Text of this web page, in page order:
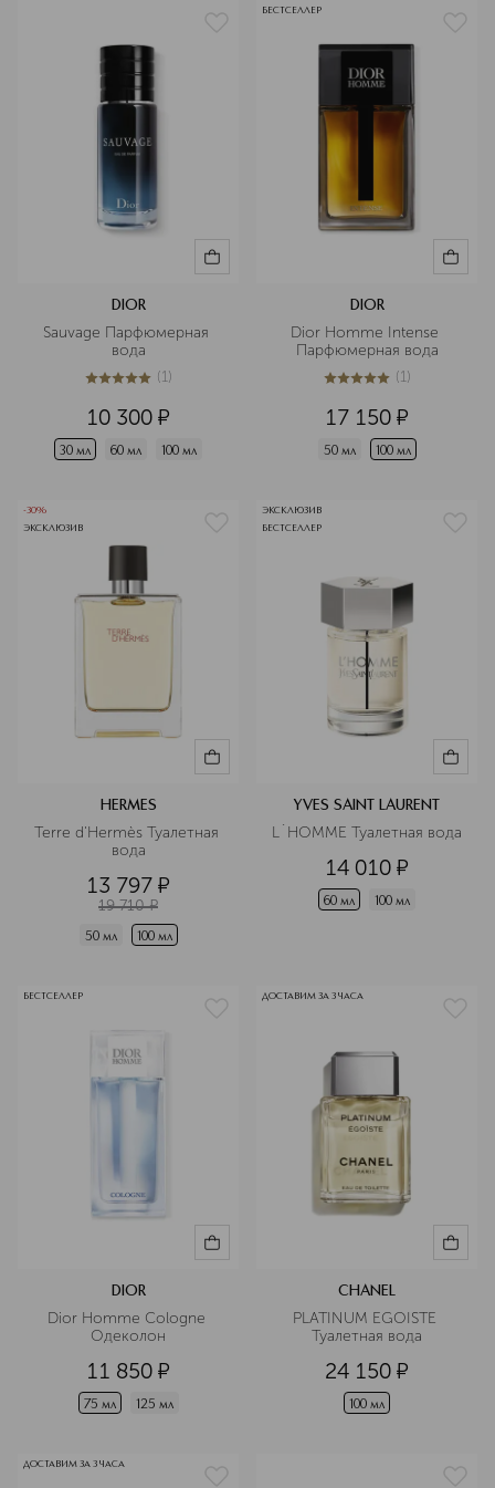
DIOR
Sauvage Парфюмерная
вода
5из 51 (1)
10 300 ¤
30 мл 60 мл 100 мл
БЕСТСЕЛЛЕР
DIOR
Dior Homme Intense
Парфюмерная вода
5из 51 (1)
17 150 ¤
50 мл 100 мл
-30%
ЭКСКЛЮЗИВ
HERMES
Terre d'Hermès Туалетная
вода
13 797 ¤
19 710 ¤
50 мл 100 мл
ЭКСКЛЮЗИВ
БЕСТСЕЛЛЕР
YVES SAINT LAURENT
L`HOMME Туалетная вода
14 010 ¤
60 мл 100 мл
БЕСТСЕЛЛЕР
DIOR
Dior Homme Cologne
Одеколон
11 850 ¤
75 мл 125 мл
ДОСТАВИМ ЗА 3 ЧАСА
CHANEL
PLATINUM EGOISTE
Туалетная вода
24 150 ¤
100 мл
ДОСТАВИМ ЗА 3 ЧАСА